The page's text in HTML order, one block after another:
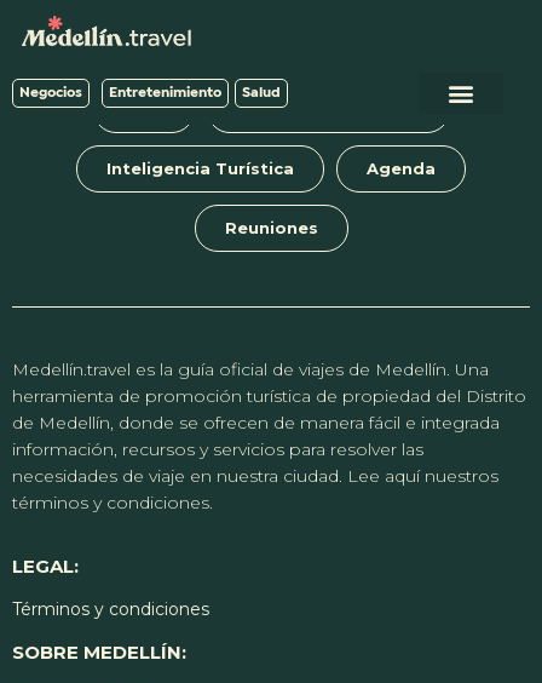
Negocios Entretenimiento Salud
Blog Tours y experiencias
Inteligencia Turística Agenda
Reuniones
Medellín.travel es la guía oficial de viajes de Medellín. Una
herramienta de promoción turística de propiedad del Distrito
de Medellín, donde se ofrecen de manera fácil e integrada
información, recursos y servicios para resolver las
necesidades de viaje en nuestra ciudad. Lee aquí nuestros
términos y condiciones.
LEGAL:
Términos y condiciones
SOBRE MEDELLÍN: